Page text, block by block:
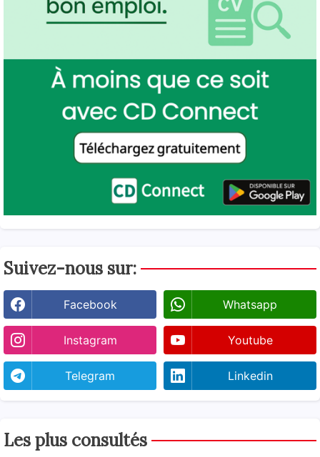
Suivez-nous sur:
Facebook Whatsapp
Instagram Youtube
Telegram Linkedin
Les plus consultés